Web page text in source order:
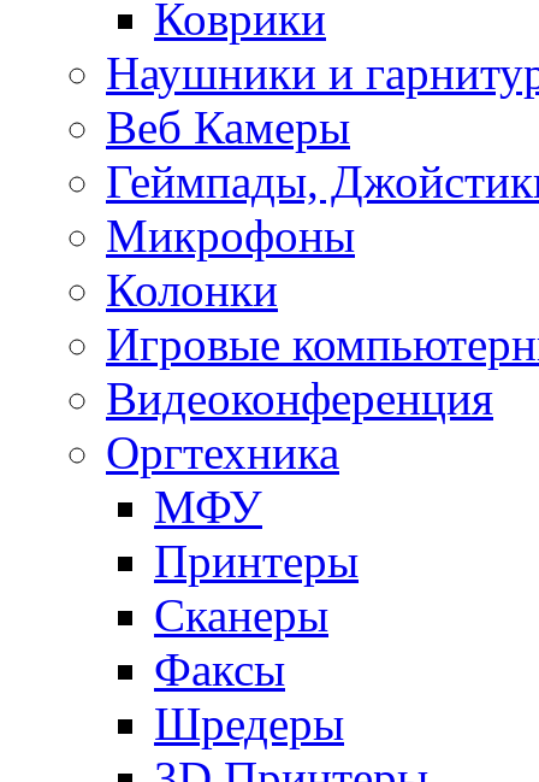
Коврики
Наушники и
Веб Камеры
Геймпады,
Микрофоны
Колонки
Игровые
Видеоконференция
Оргтехника
МФУ
Принтеры
Сканеры
Факсы
Шредеры